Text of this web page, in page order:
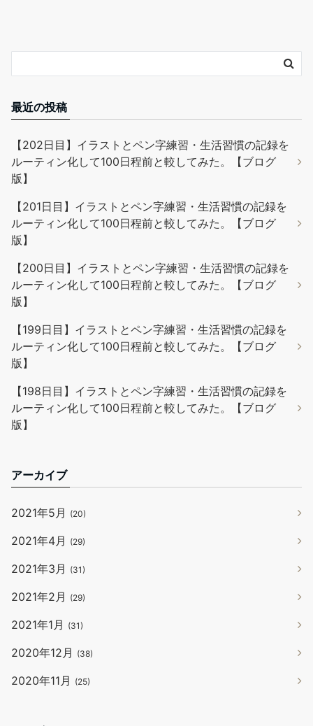
最近の投稿
【202日目】イラストとペン字練習・生活習慣の記録を
ルーティン化して100日程前と較してみた。【ブログ
版】
【201日目】イラストとペン字練習・生活習慣の記録を
ルーティン化して100日程前と較してみた。【ブログ
版】
【200日目】イラストとペン字練習・生活習慣の記録を
ルーティン化して100日程前と較してみた。【ブログ
版】
【199日目】イラストとペン字練習・生活習慣の記録を
ルーティン化して100日程前と較してみた。【ブログ
版】
【198日目】イラストとペン字練習・生活習慣の記録を
ルーティン化して100日程前と較してみた。【ブログ
版】
アーカイブ
2021年5月 (20)
2021年4月 (29)
2021年3月 (31)
2021年2月 (29)
2021年1月 (31)
2020年12月 (38)
2020年11月 (25)